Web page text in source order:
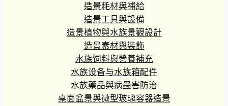
造景耗材與補給
造景工具與設備
造景植物與水族景觀設計
造景素材與裝飾
水族饲料與營養補充
水族设备与水族箱配件
水族藥品與病蟲害防治
桌面盆景與微型玻璃容器造景